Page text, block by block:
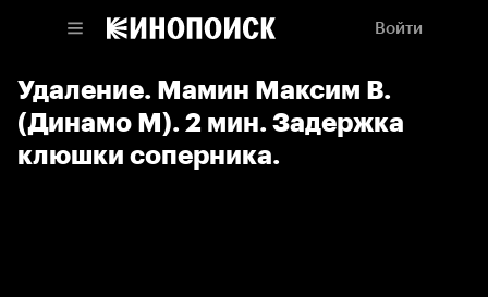
Войти
Удаление. Мамин Максим В.
(Динамо М). 2 мин. Задержка
клюшки соперника.